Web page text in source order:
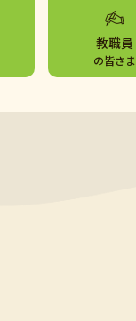
教職員
の皆さま